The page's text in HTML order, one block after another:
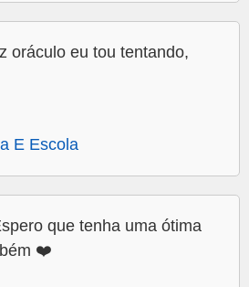
oráculo eu tou tentando,
E Escola
que tenha uma ótima
❤️